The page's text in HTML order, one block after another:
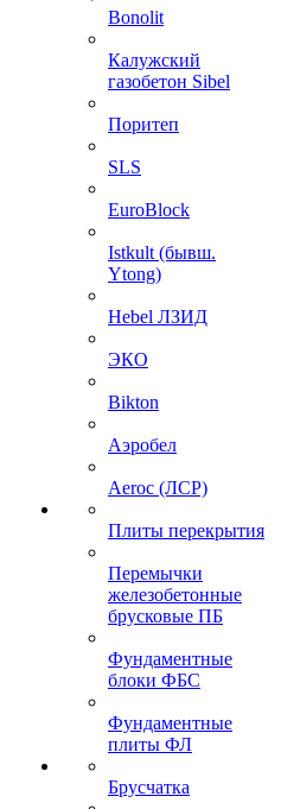
Bonolit
Калужский
газобетон Sibel
Поритеп
SLS
EuroBlock
Istkult (бывш.
Ytong)
Hebel ЛЗИД
ЭКО
Bikton
Аэробел
Aeroc (ЛСР)
Плиты перекрытия
Перемычки
железобетонные
брусковые ПБ
Фундаментные
блоки ФБС
Фундаментные
плиты ФЛ
Брусчатка